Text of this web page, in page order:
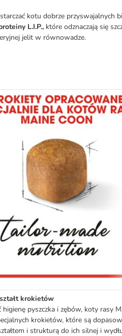
kotu dobrze przyswajalnych
L.I.P., które odznaczają się
jelit w równowadze.
krokietów
pyszczka i zębów, koty rasy
krokietów, które są
i strukturą do ich silnej i